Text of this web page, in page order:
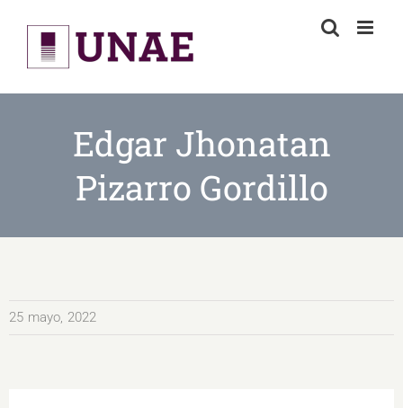
content
Edgar Jhonatan
Pizarro Gordillo
25 mayo, 2022